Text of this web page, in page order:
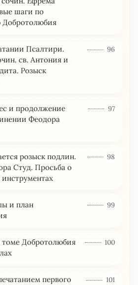
шаги по
Добротолюбия
Псалтири.
св. Антония и
Розыск
96
и продолжение
Феодора
97
розыск подлин.
Студ. Просьба о
98
и план
99
Добротолюбия
100
первого
101